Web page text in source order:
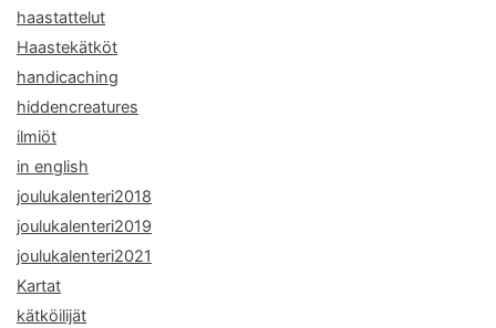
haastattelut
Haastekätköt
handicaching
hiddencreatures
ilmiöt
in english
joulukalenteri2018
joulukalenteri2019
joulukalenteri2021
Kartat
kätköilijät